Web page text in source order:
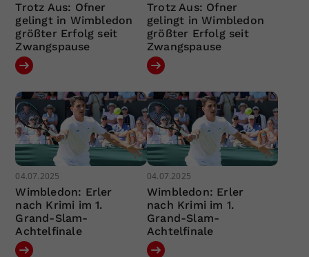
Trotz Aus: Ofner
gelingt in Wimbledon
größter Erfolg seit
Zwangspause
Trotz Aus: Ofner
gelingt in Wimbledon
größter Erfolg seit
Zwangspause
04.07.2025
Wimbledon: Erler
nach Krimi im 1.
Grand-Slam-
Achtelfinale
04.07.2025
Wimbledon: Erler
nach Krimi im 1.
Grand-Slam-
Achtelfinale